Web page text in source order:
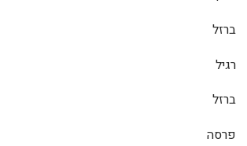
ברזל
רגיל
ברזל
פרסה